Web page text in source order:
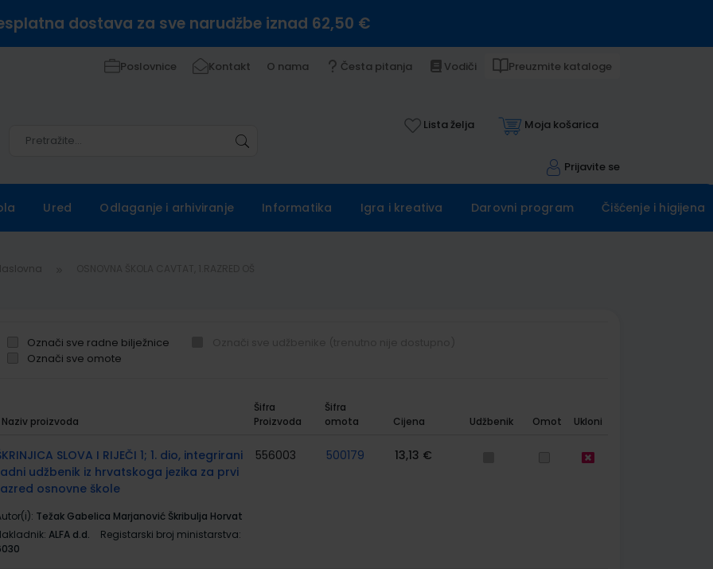
dostava za sve narudžbe iznad 62,50 €
Poslovnice Kontakt O nama Česta pitanja Vodiči Preuzmite kataloge
Lista želja Moja košarica
Prijavite se
Ured Odlaganje i arhiviranje Informatika Igra i kreativa Darovni program Čišćenje i higijena
Označi sve radne bilježnice
Označi sve omote
Naziv proizvoda
Šifra
Proizvoda
Šifra
omota
Cijena Udžbenik Omot Ukloni
SLOVA I RIJEČI 1; 1. dio, integrirani
udžbenik iz hrvatskoga jezika za prvi
osnovne škole
Težak Gabelica Marjanović Škribulja Horvat
ALFA d.d.
Registarski broj ministarstva:
556003 500179 13,13 €